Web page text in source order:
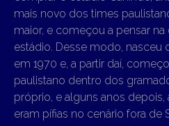
mais novo dos times
maior, e começou a pensar
estádio. Desse modo, nasceu
em 1970 e, a partir daí,
paulistano dentro dos
próprio, e alguns anos
eram pífias no cenário fora de